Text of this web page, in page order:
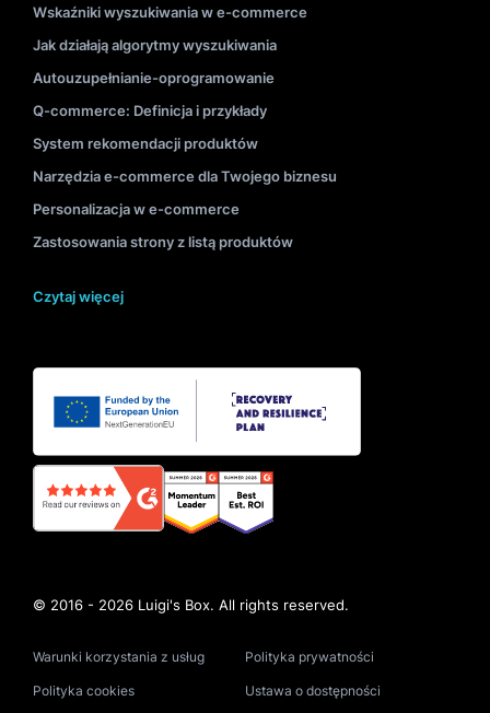
Wskaźniki wyszukiwania w e-commerce
Jak działają algorytmy wyszukiwania
Autouzupełnianie-oprogramowanie
Q-commerce: Definicja i przykłady
System rekomendacji produktów
Narzędzia e-commerce dla Twojego biznesu
Personalizacja w e-commerce
Zastosowania strony z listą produktów
Czytaj więcej
© 2016 - 2026 Luigi's Box. All rights reserved.
Warunki korzystania z usług Polityka prywatności
Polityka cookies Ustawa o dostępności